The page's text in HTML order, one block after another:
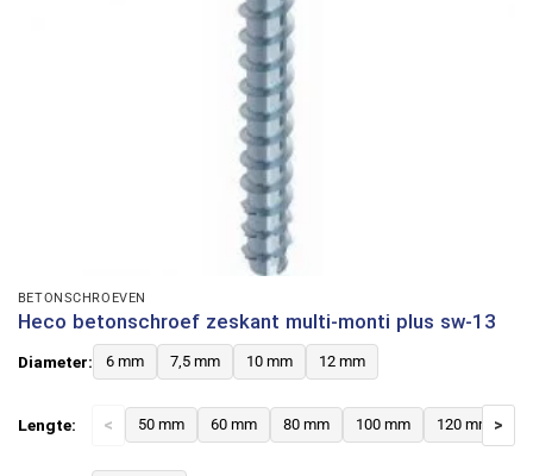
BETONSCHROEVEN
Heco betonschroef zeskant multi-monti plus sw-13
Diameter: 6 mm 7,5 mm 10 mm 12 mm
Lengte: < 50 mm 60 mm 80 mm 100 mm 120 mm >